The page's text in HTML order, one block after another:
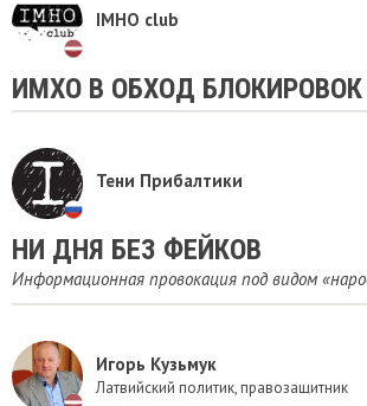
IMHO club
ИМХО В ОБХОД БЛОКИРОВОК
Тени Прибалтики
НИ ДНЯ БЕЗ ФЕЙКОВ
Информационная провокация под видом
Игорь Кузьмук
Латвийский политик, правозащитник